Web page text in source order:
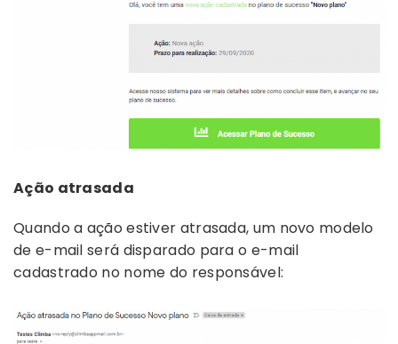
Ação atrasada
Quando a ação estiver atrasada, um novo modelo
de e-mail será disparado para o e-mail
cadastrado no nome do responsável: